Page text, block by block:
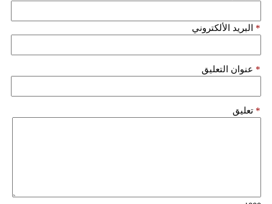
البريد الألكتروني *
عنوان التعليق *
تعليق *